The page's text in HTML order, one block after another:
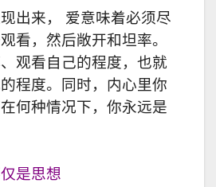
出来， 爱意味着必须尽
看，然后敞开和坦率。
观看自己的程度，也就
程度。同时，内心里你
何种情况下，你永远是
是思想